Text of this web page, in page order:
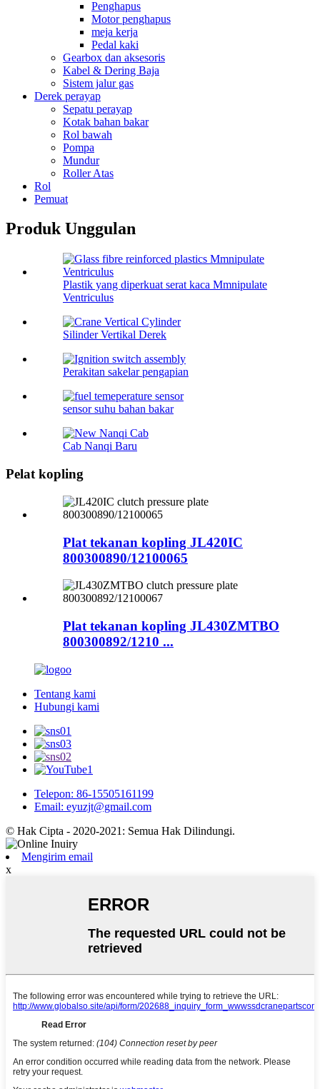
Penghapus
Motor penghapus
meja kerja
Pedal kaki
Gearbox dan aksesoris
Kabel & Dering Baja
Sistem jalur gas
Derek perayap
Sepatu perayap
Kotak bahan bakar
Rol bawah
Pompa
Mundur
Roller Atas
Rol
Pemuat
Produk Unggulan
Plastik yang diperkuat serat kaca Mmnipulate
Ventriculus
Silinder Vertikal Derek
Perakitan sakelar pengapian
sensor suhu bahan bakar
Cab Nanqi Baru
Pelat kopling
Plat tekanan kopling JL420IC
800300890/12100065
Plat tekanan kopling JL430ZMTBO
800300892/1210 ...
Tentang kami
Hubungi kami
Telepon: 86-15505161199
Email: eyuzjt@gmail.com
© Hak Cipta - 2020-2021: Semua Hak Dilindungi.
Mengirim email
x